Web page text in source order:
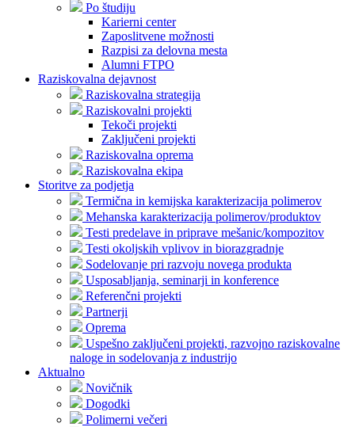
Po študiju
Karierni center
Zaposlitvene možnosti
Razpisi za delovna mesta
Alumni FTPO
Raziskovalna dejavnost
Raziskovalna strategija
Raziskovalni projekti
Tekoči projekti
Zaključeni projekti
Raziskovalna oprema
Raziskovalna ekipa
Storitve za podjetja
Termična in kemijska karakterizacija polimerov
Mehanska karakterizacija polimerov/produktov
Testi predelave in priprave mešanic/kompozitov
Testi okoljskih vplivov in biorazgradnje
Sodelovanje pri razvoju novega produkta
Usposabljanja, seminarji in konference
Referenčni projekti
Partnerji
Oprema
Uspešno zaključeni projekti, razvojno raziskovalne
naloge in sodelovanja z industrijo
Aktualno
Novičnik
Dogodki
Polimerni večeri